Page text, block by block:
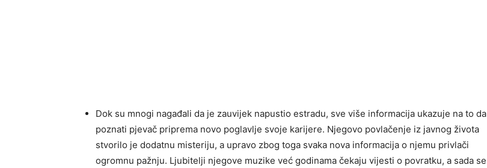
Dok su mnogi nagađali da je zauvijek napustio estradu, sve više informacija ukazuje na to da
poznati pjevač priprema novo poglavlje svoje karijere. Njegovo povlačenje iz javnog života
stvorilo je dodatnu misteriju, a upravo zbog toga svaka nova informacija o njemu privlači
ogromnu pažnju. Ljubitelji njegove muzike već godinama čekaju vijesti o povratku, a sada se